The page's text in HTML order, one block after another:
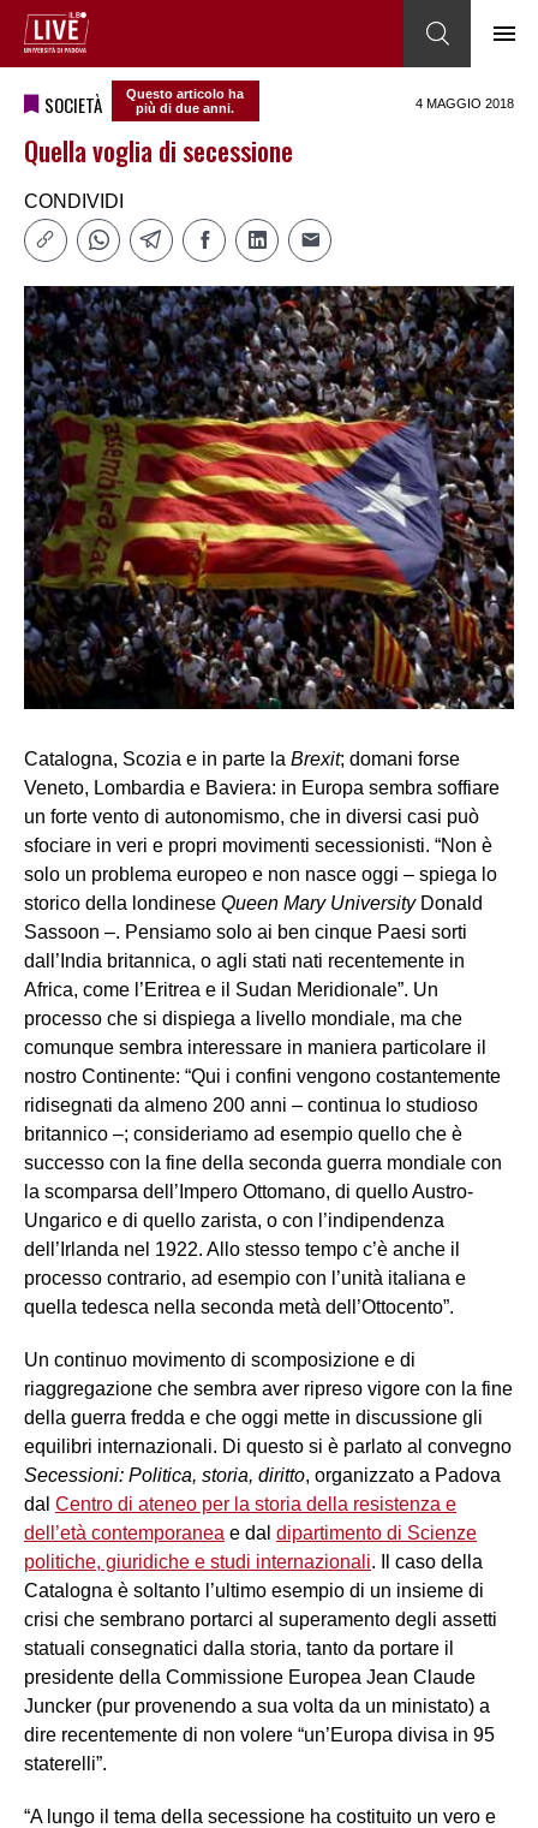
SOCIETÀ
Questo articolo ha
più di due anni.
4 MAGGIO 2018
Quella voglia di secessione
CONDIVIDI
Catalogna, Scozia e in parte la Brexit; domani forse
Veneto, Lombardia e Baviera: in Europa sembra soffiare
un forte vento di autonomismo, che in diversi casi può
sfociare in veri e propri movimenti secessionisti. “Non è
solo un problema europeo e non nasce oggi – spiega lo
storico della londinese Queen Mary UniversityDonald
Sassoon –. Pensiamo solo ai ben cinque Paesi sorti
dall’India britannica, o agli stati nati recentemente in
Africa, come l’Eritrea e il Sudan Meridionale”. Un
processo che si dispiega a livello mondiale, ma che
comunque sembra interessare in maniera particolare il
nostro Continente: “Qui i confini vengono costantemente
ridisegnati da almeno 200 anni – continua lo studioso
britannico –; consideriamo ad esempio quello che è
successo con la fine della seconda guerra mondiale con
la scomparsa dell’Impero Ottomano, di quello Austro-
Ungarico e di quello zarista, o con l’indipendenza
dell’Irlanda nel 1922. Allo stesso tempo c’è anche il
processo contrario, ad esempio con l’unità italiana e
quella tedesca nella seconda metà dell’Ottocento”.
Un continuo movimento di scomposizione e di
riaggregazione che sembra aver ripreso vigore con la fine
della guerra fredda e che oggi mette in discussione gli
equilibri internazionali. Di questo si è parlato al convegno
Secessioni: Politica, storia, diritto, organizzato a Padova
dal Centro di ateneo per la storia della resistenza e
dell’età contemporanea e dal dipartimento di Scienze
politiche, giuridiche e studi internazionali. Il caso della
Catalogna è soltanto l’ultimo esempio di un insieme di
crisi che sembrano portarci al superamento degli assetti
statuali consegnatici dalla storia, tanto da portare il
presidente della Commissione Europea Jean Claude
Juncker (pur provenendo a sua volta da un ministato) a
dire recentemente di non volere “un’Europa divisa in 95
staterelli”.
“A lungo il tema della secessione ha costituito un vero e